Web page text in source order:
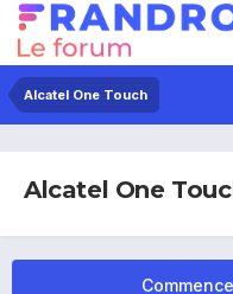
Alcatel One Touch
Alcatel One